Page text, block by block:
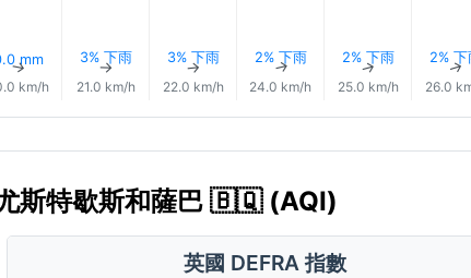
mm
↑
km/h
3% 下雨
↑
21.0 km/h
3% 下雨
↑
22.0 km/h
2% 下雨
↑
24.0 km/h
2% 下雨
↑
25.0 km/h
2% 下
↑
26.0
斯特歇斯和薩巴 🇧🇶 (AQI)
英國 DEFRA 指數